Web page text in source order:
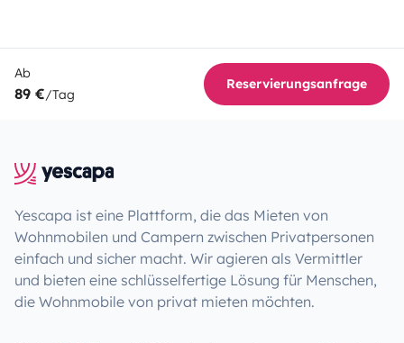
Ab
89 €/Tag
Reservierungsanfrage
Yescapa ist eine Plattform, die das Mieten von
Wohnmobilen und Campern zwischen Privatpersonen
einfach und sicher macht. Wir agieren als Vermittler
und bieten eine schlüsselfertige Lösung für Menschen,
die Wohnmobile von privat mieten möchten.